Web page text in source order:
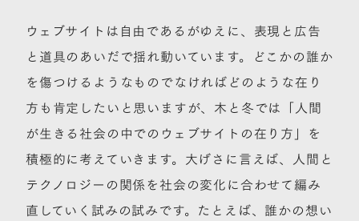
ウェブサイトは自由であるがゆえに、表現と広告
と道具のあいだで揺れ動いています。どこかの誰か
を傷つけるようなものでなければどのような在り
方も肯定したいと思いますが、木と冬では「人間
が生きる社会の中でのウェブサイトの在り方」を
積極的に考えていきます。大げさに言えば、人間と
テクノロジーの関係を社会の変化に合わせて編み
直していく試みの試みです。たとえば、誰かの想い